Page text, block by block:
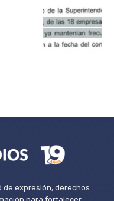
de expresión, derechos